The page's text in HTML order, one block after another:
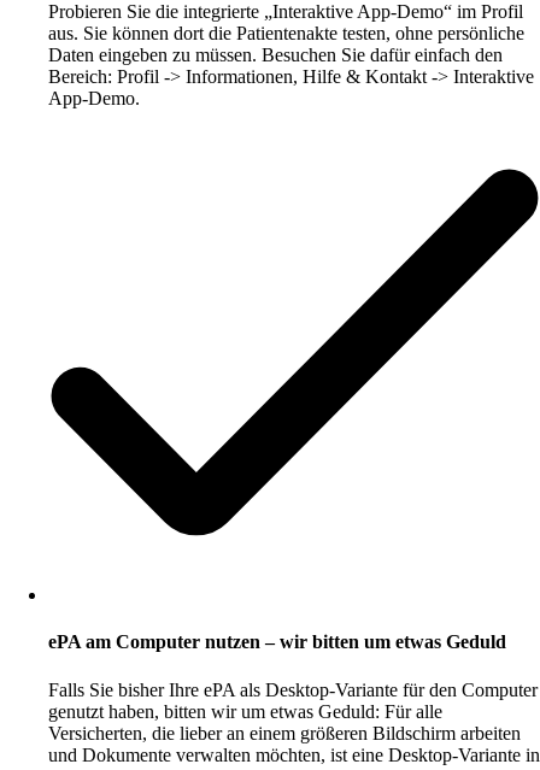
Probieren Sie die integrierte „Interaktive App-Demo“ im Profil
aus. Sie können dort die Patientenakte testen, ohne persönliche
Daten eingeben zu müssen. Besuchen Sie dafür einfach den
Bereich: Profil -> Informationen, Hilfe & Kontakt -> Interaktive
App-Demo.
ePA am Computer nutzen – wir bitten um etwas Geduld
Falls Sie bisher Ihre ePA als Desktop-Variante für den Computer
genutzt haben, bitten wir um etwas Geduld: Für alle
Versicherten, die lieber an einem größeren Bildschirm arbeiten
und Dokumente verwalten möchten, ist eine Desktop-Variante in